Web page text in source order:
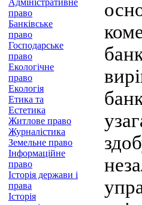
Адміністративне
право
Банківське
право
Господарське
право
Екологічне
право
Екологія
Етика та
Естетика
Житлове право
Журналістика
Земельне право
Інформаційне
право
Історія держави і
права
Історія